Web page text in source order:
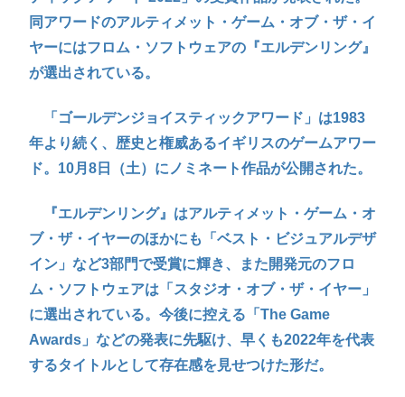
同アワードのアルティメット・ゲーム・オブ・ザ・イ
ヤーにはフロム・ソフトウェアの『エルデンリング』
が選出されている。
「ゴールデンジョイスティックアワード」は1983
年より続く、歴史と権威あるイギリスのゲームアワー
ド。10月8日（土）にノミネート作品が公開された。
『エルデンリング』はアルティメット・ゲーム・オ
ブ・ザ・イヤーのほかにも「ベスト・ビジュアルデザ
イン」など3部門で受賞に輝き、また開発元のフロ
ム・ソフトウェアは「スタジオ・オブ・ザ・イヤー」
に選出されている。今後に控える「The Game
Awards」などの発表に先駆け、早くも2022年を代表
するタイトルとして存在感を見せつけた形だ。